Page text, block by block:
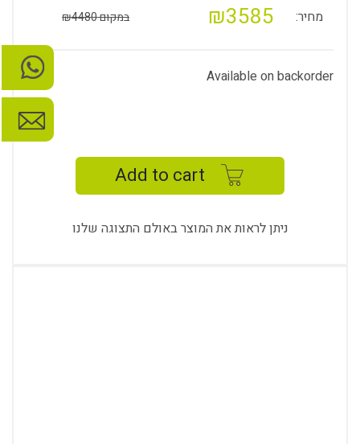
מחיר: ₪3585 במקום ₪4480
Available on backorder
Add to cart
ניתן לראות את המוצר באולם התצוגה שלנו